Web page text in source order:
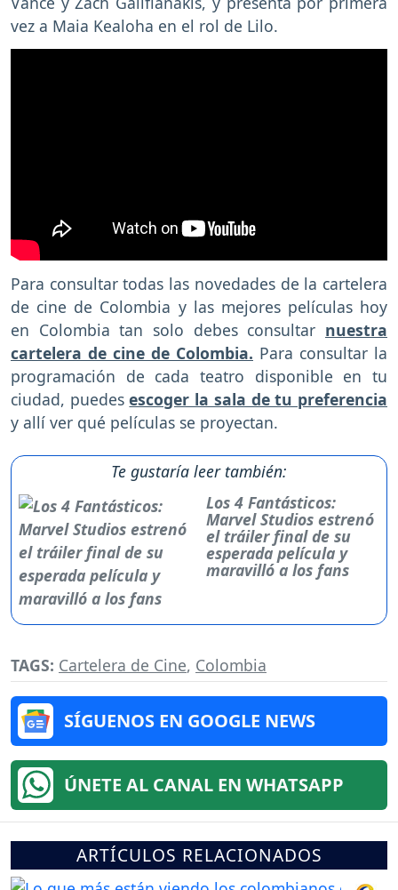
vez a Maia Kealoha en el rol de Lilo.
Para consultar todas las novedades de la cartelera
de cine de Colombia y las mejores películas hoy
en Colombia tan solo debes consultar nuestra
cartelera de cine de Colombia. Para consultar la
programación de cada teatro disponible en tu
ciudad, puedesescoger la sala de tu preferencia
y allí ver qué películas se proyectan.
Te gustaría leer también:
Los 4 Fantásticos:
Marvel Studios estrenó
el tráiler final de su
esperada película y
maravilló a los fans
TAGS: Cartelera de Cine, Colombia
SÍGUENOS EN GOOGLE NEWS
ÚNETE AL CANAL EN WHATSAPP
ARTÍCULOS RELACIONADOS